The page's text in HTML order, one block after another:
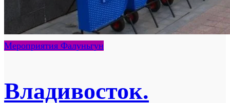
Мероприятия Фалуньгун
Владивосток.